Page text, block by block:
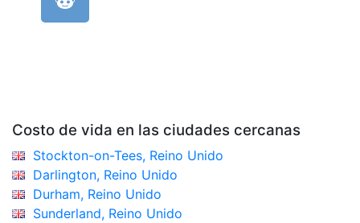
Costo de vida en las ciudades cercanas
Stockton-on-Tees, Reino Unido
Darlington, Reino Unido
Durham, Reino Unido
Sunderland, Reino Unido